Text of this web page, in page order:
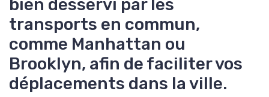
bien desservi par les
transports en commun,
comme Manhattan ou
Brooklyn, afin de faciliter vos
déplacements dans la ville.